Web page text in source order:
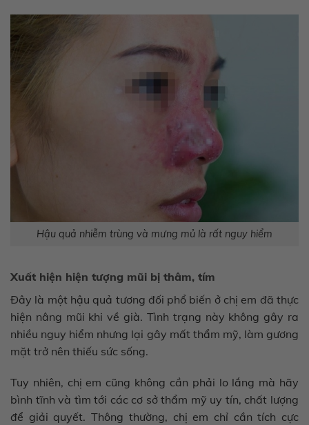
Hậu quả nhiễm trùng và mưng mủ là rất nguy hiểm
Xuất hiện hiện tượng mũi bị thâm, tím
Đây là một hậu quả tương đối phổ biến ở chị em đã thực
hiện nâng mũi khi về già. Tình trạng này không gây ra
nhiều nguy hiểm nhưng lại gây mất thẩm mỹ, làm gương
mặt trở nên thiếu sức sống.
Tuy nhiên, chị em cũng không cần phải lo lắng mà hãy
bình tĩnh và tìm tới các cơ sở thẩm mỹ uy tín, chất lượng
để giải quyết. Thông thường, chị em chỉ cần tích cực